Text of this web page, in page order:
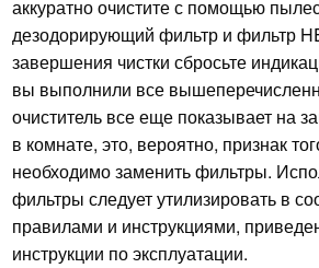
аккуратно очистите с помощью
дезодорирующий фильтр и фильтр
завершения чистки сбросьте
вы выполнили все
очиститель все еще показывает на
в комнате, это, вероятно, признак
необходимо заменить фильтры.
фильтры следует утилизировать в
правилами и инструкциями,
инструкции по эксплуатации.